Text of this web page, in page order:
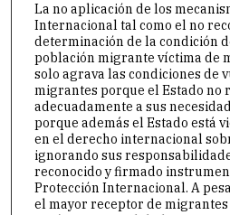
La no aplicación de los
Internacional tal como el no
determinación de la condición
población migrante víctima de
solo agrava las condiciones de
migrantes porque el Estado no
adecuadamente a sus
porque además el Estado está
en el derecho internacional
ignorando sus
reconocido y firmado
Protección Internacional. A
el mayor receptor de migrantes